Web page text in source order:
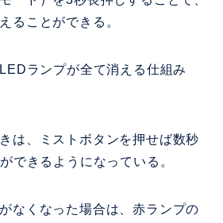
ることができる。
ランプが全て消える仕組み
は、ミストボタンを押せば数秒
できるようになっている。
なくなった場合は、赤ランプの